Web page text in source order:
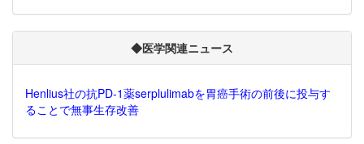
◆医学関連ニュース
Henlius社の抗PD-1薬serplulimabを胃癌手術の前後に投与す
ることで無事生存改善